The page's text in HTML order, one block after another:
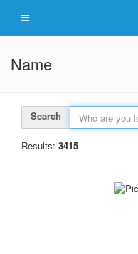
Name
Search
Results: 3415